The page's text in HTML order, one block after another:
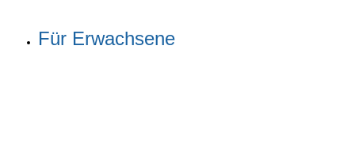
Für Erwachsene